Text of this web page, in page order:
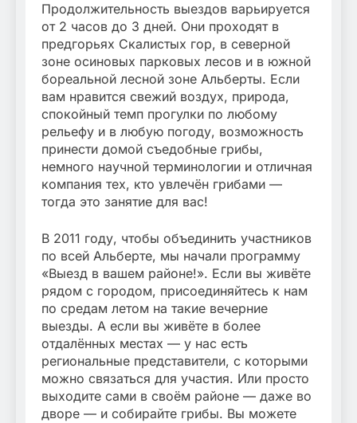
Продолжительность выездов варьируется
от 2 часов до 3 дней. Они проходят в
предгорьях Скалистых гор, в северной
зоне осиновых парковых лесов и в южной
бореальной лесной зоне Альберты. Если
вам нравится свежий воздух, природа,
спокойный темп прогулки по любому
рельефу и в любую погоду, возможность
принести домой съедобные грибы,
немного научной терминологии и отличная
компания тех, кто увлечён грибами —
тогда это занятие для вас!
В 2011 году, чтобы объединить участников
по всей Альберте, мы начали программу
«Выезд в вашем районе!». Если вы живёте
рядом с городом, присоединяйтесь к нам
по средам летом на такие вечерние
выезды. А если вы живёте в более
отдалённых местах — у нас есть
региональные представители, с которыми
можно связаться для участия. Или просто
выходите сами в своём районе — даже во
дворе — и собирайте грибы. Вы можете